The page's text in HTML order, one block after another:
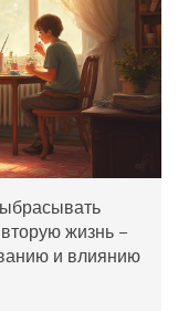
жизнь –
и влиянию